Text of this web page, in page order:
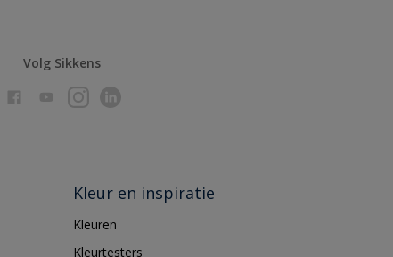
Volg Sikkens
Kleur en inspiratie
Kleuren
Kleurtesters